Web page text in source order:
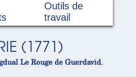
Outils de
travail
(1771)
Le Rouge de Guerdavid.